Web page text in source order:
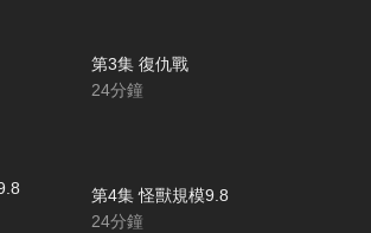
第3集 復仇戰
24分鐘
第4集 怪獸規模9.8
24分鐘